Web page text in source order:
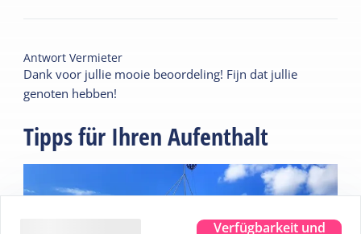
Verfügbarkeit und
Antwort Vermieter
Dank voor jullie mooie beoordeling! Fijn dat jullie
genoten hebben!
Tipps für Ihren Aufenthalt